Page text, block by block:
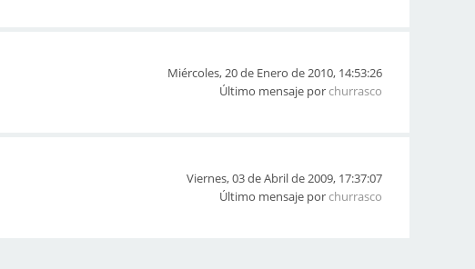
Miércoles, 20 de Enero de 2010, 14:53:26
Último mensaje porchurrasco
Viernes, 03 de Abril de 2009, 17:37:07
Último mensaje porchurrasco